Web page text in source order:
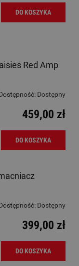
DO KOSZYKA
Red Amp
Dostępny
459,00 zł
DO KOSZYKA
Dostępny
399,00 zł
DO KOSZYKA